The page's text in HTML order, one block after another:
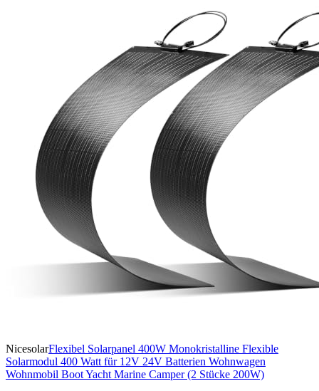
NicesolarFlexibel Solarpanel 400W Monokristalline Flexible
Solarmodul 400 Watt für 12V 24V Batterien Wohnwagen
Wohnmobil Boot Yacht Marine Camper (2 Stücke 200W)